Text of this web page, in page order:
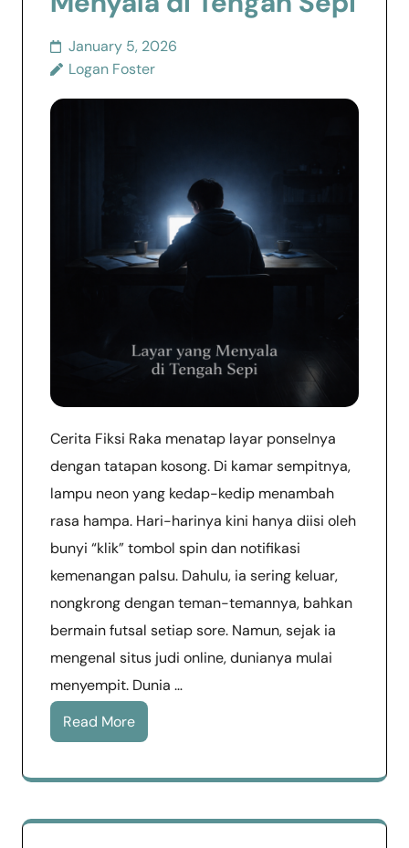
January 5, 2026
Logan Foster
Cerita Fiksi Raka menatap layar ponselnya
dengan tatapan kosong. Di kamar sempitnya,
lampu neon yang kedap-kedip menambah
rasa hampa. Hari-harinya kini hanya diisi oleh
bunyi “klik” tombol spin dan notifikasi
kemenangan palsu. Dahulu, ia sering keluar,
nongkrong dengan teman-temannya, bahkan
bermain futsal setiap sore. Namun, sejak ia
mengenal situs judi online, dunianya mulai
menyempit. Dunia …
Read More